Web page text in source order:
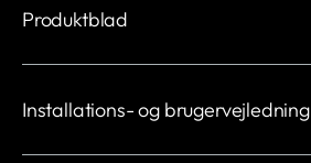
Produktblad
Installations- og brugervejledning